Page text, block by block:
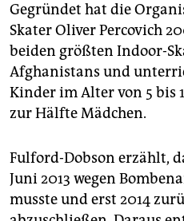
Gegründet hat die
Skater Oliver Percovich
beiden größten Indoor-
Afghanistans und
Kinder im Alter von 5 bis
zur Hälfte Mädchen.
Fulford-Dobson erzählt,
Juni 2013 wegen
musste und erst 2014